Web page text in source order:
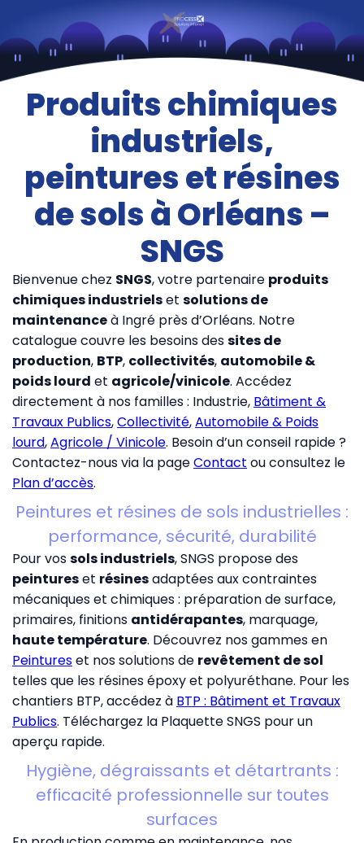
Produits chimiques
industriels,
peintures et résines
de sols à Orléans –
SNGS
Bienvenue chez SNGS, votre partenaire produits
chimiques industrielset solutions de
maintenanceà Ingré près d’Orléans. Notre
catalogue couvre les besoins dessites de
production, BTP, collectivités, automobile &
poids lourd et agricole/vinicole. Accédez
directement à nos familles : Industrie, Bâtiment &
Travaux Publics,Collectivité,Automobile & Poids
lourd,Agricole / Vinicole. Besoin d’un conseil rapide ?
Contactez-nous via la pageContact ou consultez le
Plan d’accès.
Peintures et résines de sols industrielles :
performance, sécurité, durabilité
Pour vossols industriels, SNGS propose des
peintureset résinesadaptées aux contraintes
mécaniques et chimiques : préparation de surface,
primaires, finitions antidérapantes, marquage,
haute température. Découvrez nos gammes en
Peintureset nos solutions de revêtement de sol
telles que les résines époxy et polyuréthane. Pour les
chantiers BTP, accédez à BTP : Bâtiment et Travaux
Publics. Téléchargez la Plaquette SNGS pour un
aperçu rapide.
Hygiène, dégraissants et détartrants :
efficacité professionnelle sur toutes
surfaces